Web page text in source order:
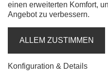
einen erweiterten Komfort,
Angebot zu verbessern.
ALLEM ZUSTIMMEN
Konfiguration & Details